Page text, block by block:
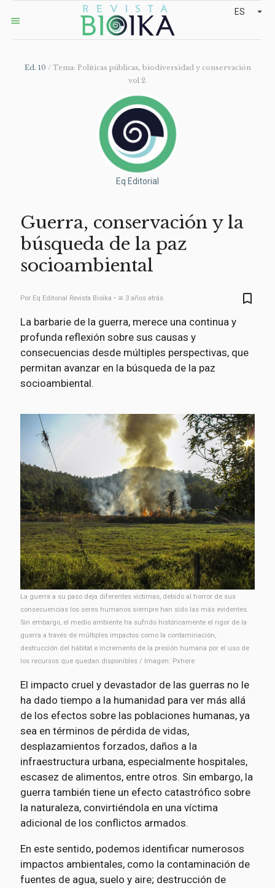
menu
arrow_drop_down
ES
Ed. 10 / Tema: Políticas públicas, biodiversidad y conservación
vol 2.
Eq Editorial
Guerra, conservación y la
búsqueda de la paz
socioambiental
Por Eq Editorial Revista Bioika • ≅ 3 años atrás bookmark_border
La barbarie de la guerra, merece una continua y
profunda reflexión sobre sus causas y
consecuencias desde múltiples perspectivas, que
permitan avanzar en la búsqueda de la paz
socioambiental.
La guerra a su paso deja diferentes víctimas, debido al horror de sus
consecuencias los seres humanos siempre han sido las más evidentes.
Sin embargo, el medio ambiente ha sufrido históricamente el rigor de la
guerra a través de múltiples impactos como la contaminación,
destrucción del hábitat e incremento de la presión humana por el uso de
los recursos que quedan disponibles / Imagen: Pxhere
El impacto cruel y devastador de las guerras no le
ha dado tiempo a la humanidad para ver más allá
de los efectos sobre las poblaciones humanas, ya
sea en términos de pérdida de vidas,
desplazamientos forzados, daños a la
infraestructura urbana, especialmente hospitales,
escasez de alimentos, entre otros. Sin embargo, la
guerra también tiene un efecto catastrófico sobre
la naturaleza, convirtiéndola en una víctima
adicional de los conflictos armados.
En este sentido, podemos identificar numerosos
impactos ambientales, como la contaminación de
fuentes de agua, suelo y aire; destrucción de